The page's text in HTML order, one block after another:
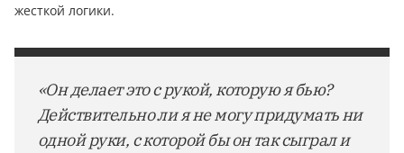
жесткой логики.
«Он делает это с рукой, которую я бью?
Действительно ли я не могу придумать ни
одной руки, с которой бы он так сыграл и